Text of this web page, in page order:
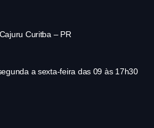
Curitba – PR
a sexta-feira das 09 às 17h30